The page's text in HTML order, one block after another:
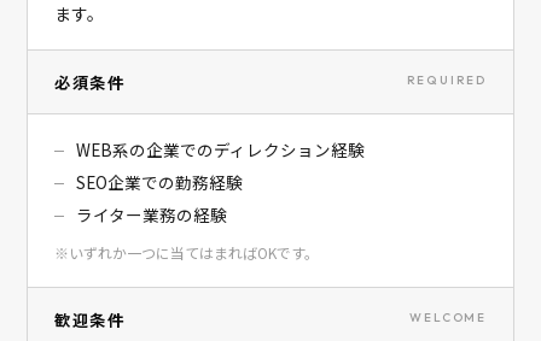
ます。
必須条件 REQUIRED
WEB系の企業でのディレクション経験
SEO企業での勤務経験
ライター業務の経験
※いずれか一つに当てはまればOKです。
歓迎条件 WELCOME